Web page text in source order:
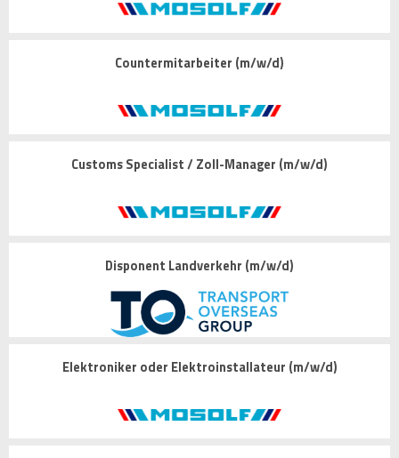
Countermitarbeiter (m/w/d)
Customs Specialist / Zoll-Manager (m/w/d)
Disponent Landverkehr (m/w/d)
Elektroniker oder Elektroinstallateur (m/w/d)